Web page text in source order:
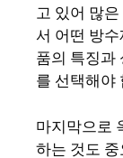
고 있어 많
서 어떤 방
품의 특징과
를 선택해야
마지막으로
하는 것도